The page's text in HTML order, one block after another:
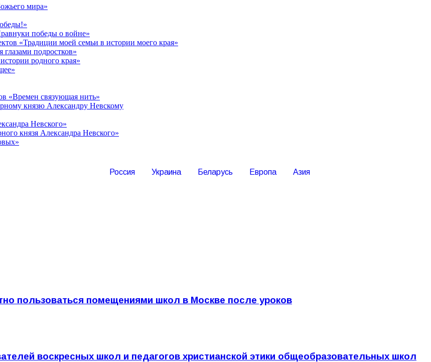
мира»
победы о войне»
«Традиции моей семьи в истории моего края»
подростков»
родного края»
«Времен связующая нить»
князю Александру Невскому
Невского»
князя Александра Невского»
Россия Украина Беларусь Европа Азия
пользоваться помещениями школ в Москве после уроков
воскресных школ и педагогов христианской этики общеобразовательных школ